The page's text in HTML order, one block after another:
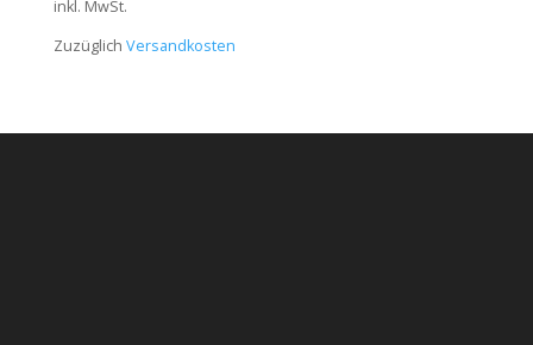
inkl. MwSt.
Zuzüglich Versandkosten